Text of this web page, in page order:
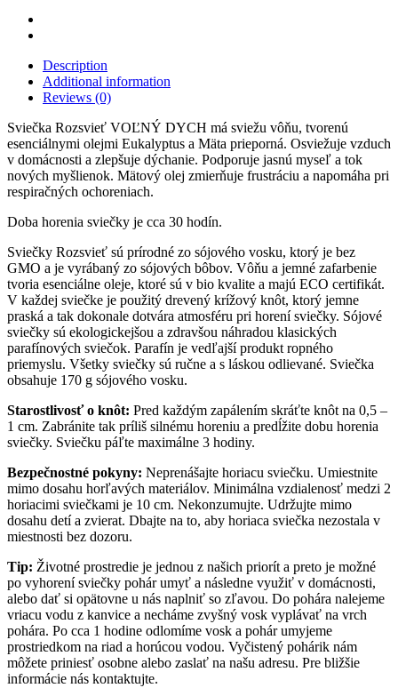
Description
Additional information
Reviews (0)
Sviečka Rozsvieť VOĽNÝ DYCH má sviežu vôňu, tvorenú
esenciálnymi olejmi Eukalyptus a Mäta prieporná. Osviežuje vzduch
v domácnosti a zlepšuje dýchanie. Podporuje jasnú myseľ a tok
nových myšlienok. Mätový olej zmierňuje frustráciu a napomáha pri
respiračných ochoreniach.
Doba horenia sviečky je cca 30 hodín.
Sviečky Rozsvieť sú prírodné zo sójového vosku, ktorý je bez
GMO a je vyrábaný zo sójových bôbov. Vôňu a jemné zafarbenie
tvoria esenciálne oleje, ktoré sú v bio kvalite a majú ECO certifikát.
V každej sviečke je použitý drevený krížový knôt, ktorý jemne
praská a tak dokonale dotvára atmosféru pri horení sviečky. Sójové
sviečky sú ekologickejšou a zdravšou náhradou klasických
parafínových sviečok. Parafín je vedľajší produkt ropného
priemyslu. Všetky sviečky sú ručne a s láskou odlievané. Sviečka
obsahuje 170 g sójového vosku.
Starostlivosť o knôt: Pred každým zapálením skráťte knôt na 0,5 –
1 cm. Zabránite tak príliš silnému horeniu a predĺžite dobu horenia
sviečky. Sviečku páľte maximálne 3 hodiny.
Bezpečnostné pokyny: Neprenášajte horiacu sviečku. Umiestnite
mimo dosahu horľavých materiálov. Minimálna vzdialenosť medzi 2
horiacimi sviečkami je 10 cm. Nekonzumujte. Udržujte mimo
dosahu detí a zvierat. Dbajte na to, aby horiaca sviečka nezostala v
miestnosti bez dozoru.
Tip: Životné prostredie je jednou z našich priorít a preto je možné
po vyhorení sviečky pohár umyť a následne využiť v domácnosti,
alebo dať si opätovne u nás naplniť so zľavou. Do pohára nalejeme
vriacu vodu z kanvice a necháme zvyšný vosk vyplávať na vrch
pohára. Po cca 1 hodine odlomíme vosk a pohár umyjeme
prostriedkom na riad a horúcou vodou. Vyčistený pohárik nám
môžete priniesť osobne alebo zaslať na našu adresu. Pre bližšie
informácie nás kontaktujte.